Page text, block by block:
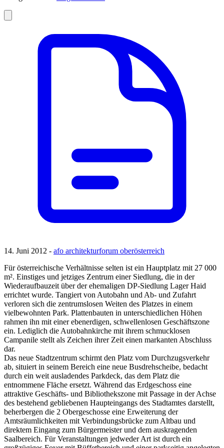
14. Juni 2012 - afo architekturforum oberösterreich
Für österreichische Verhältnisse selten ist ein Hauptplatz mit 27 000
m². Einstiges und jetziges Zentrum einer Siedlung, die in der
Wiederaufbauzeit über der ehemaligen DP-Siedlung Lager Haid
errichtet wurde. Tangiert von Autobahn und Ab- und Zufahrt
verloren sich die zentrumslosen Weiten des Platzes in einem
vielbewohnten Park. Plattenbauten in unterschiedlichen Höhen
rahmen ihn mit einer ebenerdigen, schwellenlosen Geschäftszone
ein. Lediglich die Autobahnkirche mit ihrem schmucklosen
Campanile stellt als Zeichen ihrer Zeit einen markanten Abschluss
dar.
Das neue Stadtzentrum schirmt den Platz vom Durchzugsverkehr
ab, situiert in seinem Bereich eine neue Busdrehscheibe, bedacht
durch ein weit ausladendes Parkdeck, das dem Platz die
entnommene Fläche ersetzt. Während das Erdgeschoss eine
attraktive Geschäfts- und Bibliothekszone mit Passage in der Achse
des bestehend gebliebenen Haupteingangs des Stadtamtes darstellt,
beherbergen die 2 Obergeschosse eine Erweiterung der
Amtsräumlichkeiten mit Verbindungsbrücke zum Altbau und
direktem Eingang zum Bürgermeister und dem auskragenden
Saalbereich. Für Veranstaltungen jedweder Art ist durch ein